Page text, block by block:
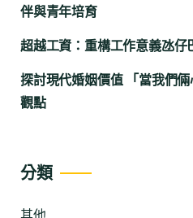
伴與青年培育
超越工資：重構工作意義氹
探討現代婚姻價值 「當我們
觀點
分類